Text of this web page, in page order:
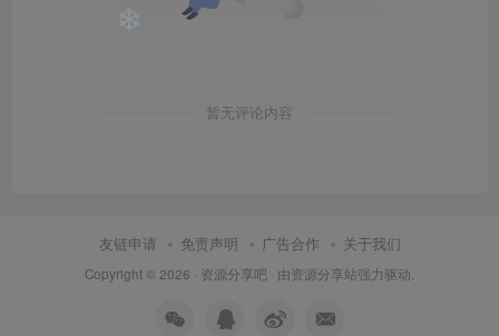
暂无评论内容
友链申请 免责声明 广告合作 关于我们
Copyright © 2026 · 资源分享吧 · 由资源分享站强力驱动.